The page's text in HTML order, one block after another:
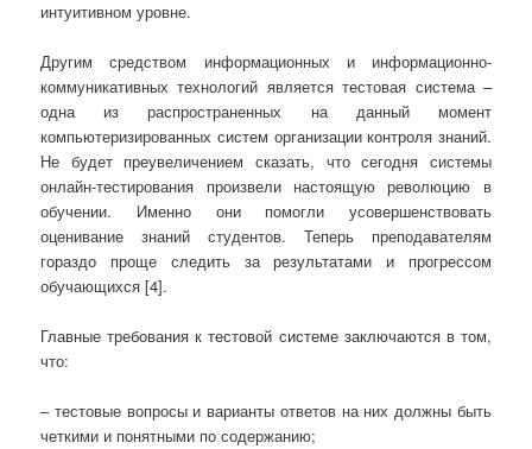
интуитивном уровне.
Другим средством информационных и информационно-
коммуникативных технологий является тестовая система –
одна из распространенных на данный момент
компьютеризированных систем организации контроля знаний.
Не будет преувеличением сказать, что сегодня системы
онлайн-тестирования произвели настоящую революцию в
обучении. Именно они помогли усовершенствовать
оценивание знаний студентов. Теперь преподавателям
гораздо проще следить за результатами и прогрессом
обучающихся [4].
Главные требования к тестовой системе заключаются в том,
что:
– тестовые вопросы и варианты ответов на них должны быть
четкими и понятными по содержанию;